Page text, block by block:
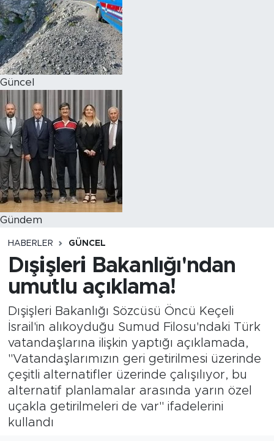
Güncel
Gündem
HABERLER GÜNCEL
Dışişleri Bakanlığı'ndan
umutlu açıklama!
Dışişleri Bakanlığı Sözcüsü Öncü Keçeli
İsrail'in alıkoyduğu Sumud Filosu'ndaki Türk
vatandaşlarına ilişkin yaptığı açıklamada,
"Vatandaşlarımızın geri getirilmesi üzerinde
çeşitli alternatifler üzerinde çalışılıyor, bu
alternatif planlamalar arasında yarın özel
uçakla getirilmeleri de var" ifadelerini
kullandı
Magazin
Özel Haber
Politika
Resmi İlanlar
Sağlık
Spor
Turizm